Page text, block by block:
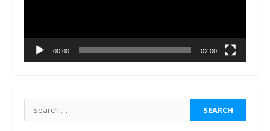
00:00 02:00
Search
for: